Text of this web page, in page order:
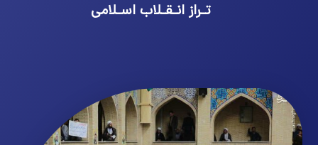
تـراز انـقـلاب اسـلامی